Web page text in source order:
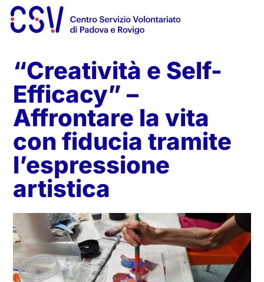
“Creatività e Self-
Efficacy” –
Affrontare la vita
con fiducia tramite
l’espressione
artistica